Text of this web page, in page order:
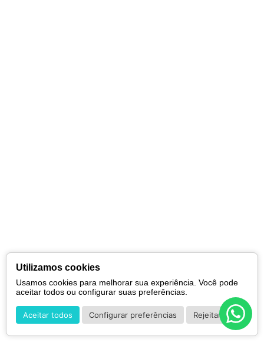
Utilizamos cookies
Usamos cookies para melhorar sua experiência. Você pode
aceitar todos ou configurar suas preferências.
Aceitar todos Configurar preferências Rejeitar